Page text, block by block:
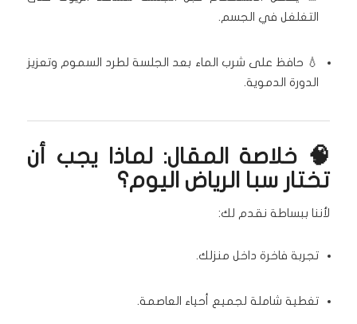
التغلغل في الجسم.
💧 حافظ على شرب الماء بعد الجلسة لطرد السموم وتعزيز
الدورة الدموية.
🧠 خلاصة المقال: لماذا يجب أن
تختار سبا الرياض اليوم؟
لأننا ببساطة نقدم لك:
تجربة فاخرة داخل منزلك.
تغطية شاملة لجميع أحياء العاصمة.